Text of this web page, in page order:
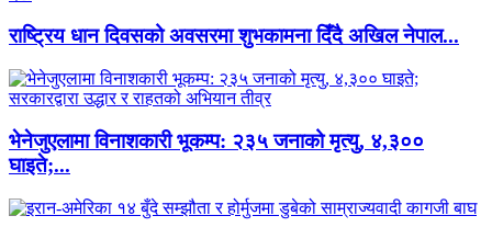
राष्ट्रिय धान दिवसको अवसरमा शुभकामना दिँदै अखिल नेपाल...
भेनेजुएलामा विनाशकारी भूकम्प: २३५ जनाको मृत्यु, ४,३००
घाइते;...